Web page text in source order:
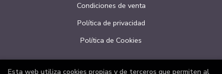
Condiciones de venta
Política de privacidad
Política de Cookies
Esta web utiliza cookies propias y de terceros que permiten al